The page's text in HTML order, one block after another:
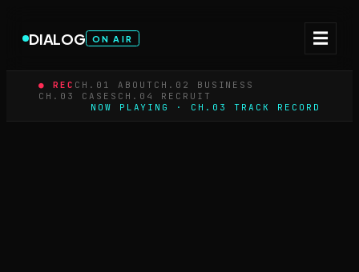
DIALOG ON AIR ☰
● REC CH.01 ABOUT CH.02 BUSINESS
CH.03 CASES CH.04 RECRUIT
NOW PLAYING · CH.03 TRACK RECORD